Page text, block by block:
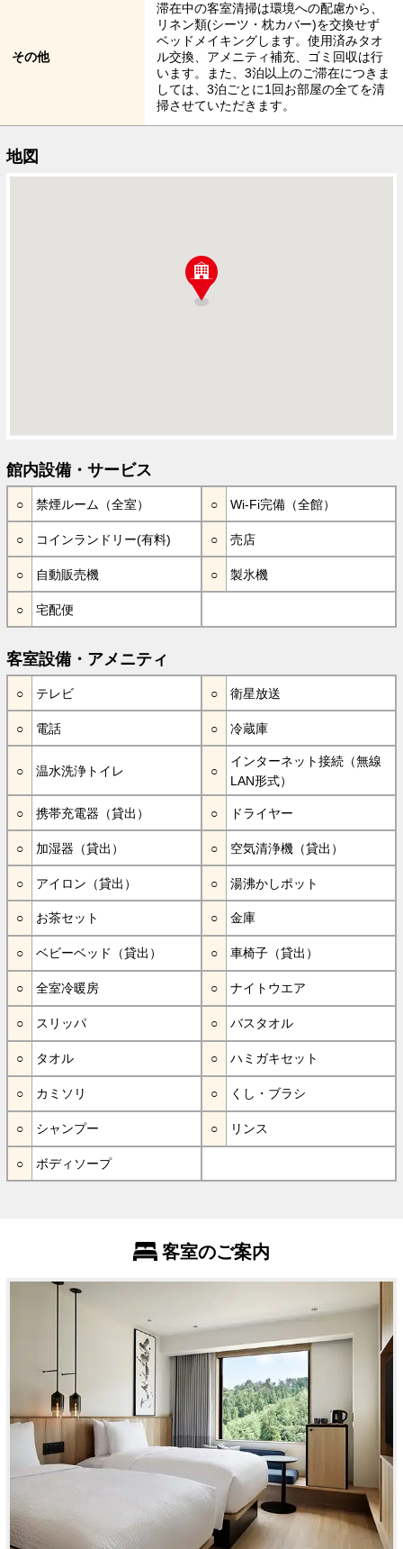
その他
滞在中の客室清掃は環境への配慮から、
リネン類(シーツ・枕カバー)を交換せず
ベッドメイキングします。使用済みタオ
ル交換、アメニティ補充、ゴミ回収は行
います。また、3泊以上のご滞在につきま
しては、3泊ごとに1回お部屋の全てを清
掃させていただきます。
地図
館内設備・サービス
禁煙ルーム（全室） Wi-Fi完備（全館）
コインランドリー(有料) 売店
自動販売機 製氷機
宅配便
客室設備・アメニティ
テレビ 衛星放送
電話 冷蔵庫
温水洗浄トイレ
インターネット接続（無線
LAN形式）
携帯充電器（貸出） ドライヤー
加湿器（貸出） 空気清浄機（貸出）
アイロン（貸出） 湯沸かしポット
お茶セット 金庫
ベビーベッド（貸出） 車椅子（貸出）
全室冷暖房 ナイトウエア
スリッパ バスタオル
タオル ハミガキセット
カミソリ くし・ブラシ
シャンプー リンス
ボディソープ
客室のご案内